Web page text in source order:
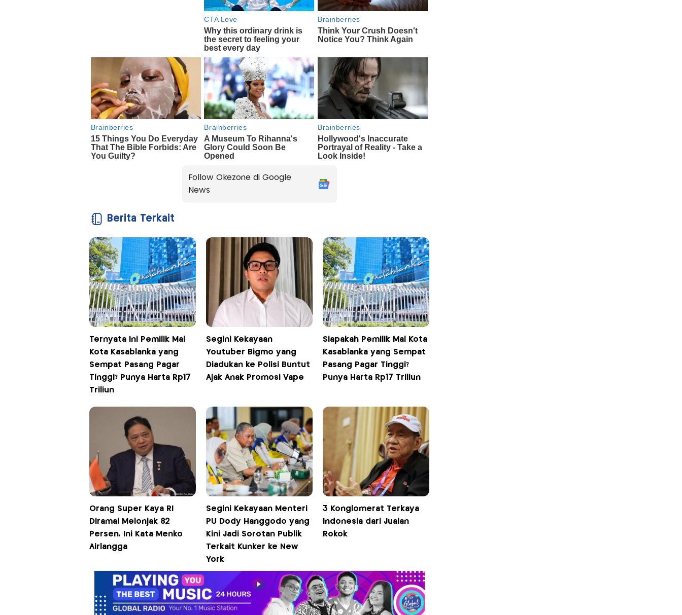
Follow Okezone di Google
News
Berita Terkait
Ternyata Ini Pemilik Mal
Kota Kasablanka yang
Sempat Pasang Pagar
Tinggi? Punya Harta Rp17
Triliun
Segini Kekayaan
Youtuber Bigmo yang
Diadukan ke Polisi Buntut
Ajak Anak Promosi Vape
Siapakah Pemilik Mal Kota
Kasablanka yang Sempat
Pasang Pagar Tinggi?
Punya Harta Rp17 Triliun
Orang Super Kaya RI
Diramal Melonjak 82
Persen, Ini Kata Menko
Airlangga
Segini Kekayaan Menteri
PU Dody Hanggodo yang
Kini Jadi Sorotan Publik
Terkait Kunker ke New
York
3 Konglomerat Terkaya
Indonesia dari Jualan
Rokok